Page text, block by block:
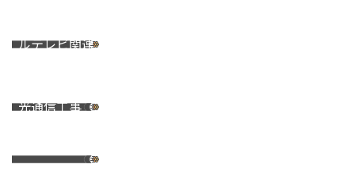
ルテレビ関連
光通信工事
局設置工事